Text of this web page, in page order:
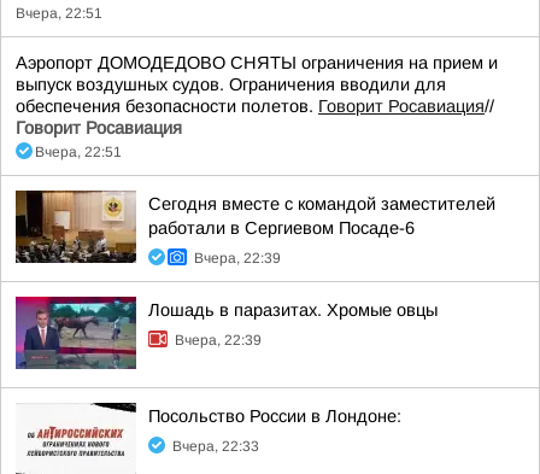
Вчера, 22:51
Аэропорт ДОМОДЕДОВО СНЯТЫ ограничения на прием и
выпуск воздушных судов. Ограничения вводили для
обеспечения безопасности полетов. Говорит Росавиация//
Говорит Росавиация
Вчера, 22:51
Сегодня вместе с командой заместителей
работали в Сергиевом Посаде-6
Вчера, 22:39
Лошадь в паразитах. Хромые овцы
Вчера, 22:39
Посольство России в Лондоне:
Вчера, 22:33